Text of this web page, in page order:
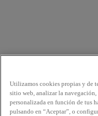
Utilizamos cookies propias y de
sitio web, analizar la
personalizada en función de tus
pulsando en “Aceptar”, o